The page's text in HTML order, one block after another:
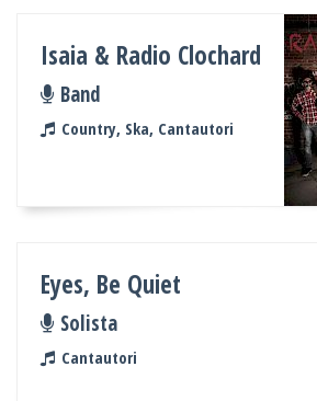
Isaia & Radio Clochard
Band
Country, Ska, Cantautori
Eyes, Be Quiet
Solista
Cantautori